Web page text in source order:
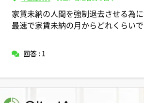
家賃未納の人間を強制退去させる為
最速で家賃未納の月からどれくらい
回答 : 1